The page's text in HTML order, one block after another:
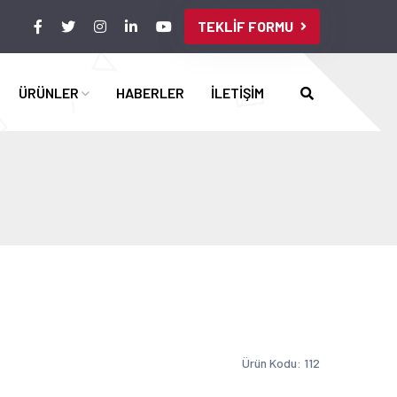
TEKLİF FORMU
ÜRÜNLER HABERLER İLETİŞİM
Ürün Kodu: 112